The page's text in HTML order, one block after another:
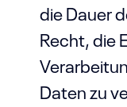
die Dauer
Recht, die
Daten zu